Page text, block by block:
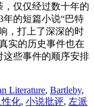
仅仅经过数十年的
年的短篇小说“巴特
，打上了深深的时
实的历史事件也在
这些事件的顺序安排
Literature, Bartleby,
化, 小说批评, 左派